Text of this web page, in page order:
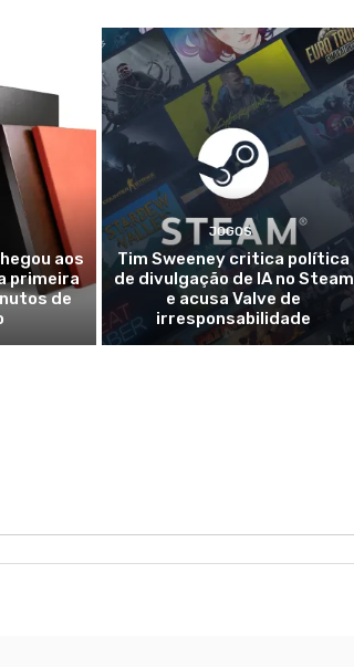
aos
primeira
de
JOGOS
Tim Sweeney critica política
de divulgação de IA no Steam
e acusa Valve de
irresponsabilidade